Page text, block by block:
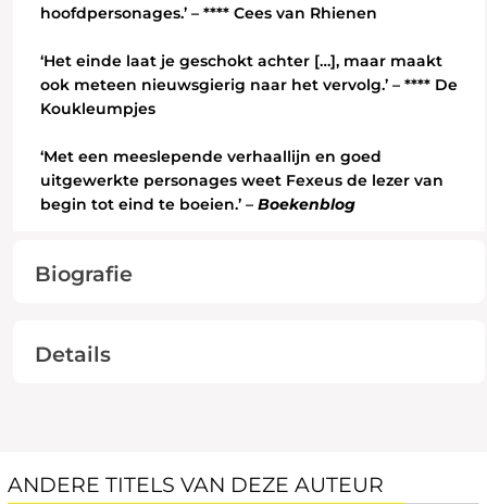
hoofdpersonages.’ – **** Cees van Rhienen
‘Het einde laat je geschokt achter […], maar maakt
ook meteen nieuwsgierig naar het vervolg.’ – **** De
Koukleumpjes
‘Met een meeslepende verhaallijn en goed
uitgewerkte personages weet Fexeus de lezer van
begin tot eind te boeien.’ – Boekenblog
Biografie
Details
ANDERE TITELS VAN DEZE AUTEUR